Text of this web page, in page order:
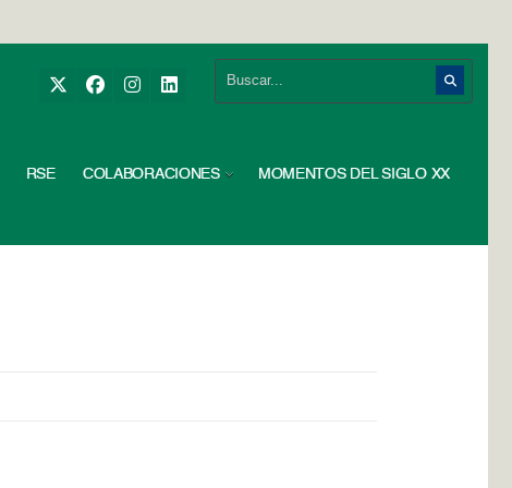
RSE COLABORACIONES MOMENTOS DEL SIGLO XX